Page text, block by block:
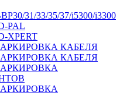
31/33/35/37/i5300/i3300
PAL
КАБЕЛЯ
КАБЕЛЯ